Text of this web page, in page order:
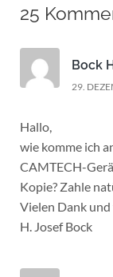
25
Bock
29.
Hallo,
wie komme ich
CAMTECH-
Kopie? Zahle
Vielen Dank
H. Josef Bock